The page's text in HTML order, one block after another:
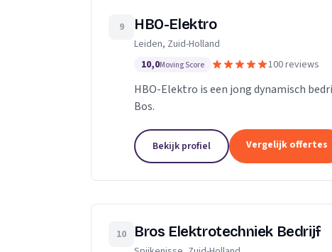
9 HBO-Elektro
Leiden, Zuid-Holland
10,0Moving Score 100 reviews
HBO-Elektro is een jong dynamisch
Bos.
Bekijk profiel Vergelijk offertes
10 Bros Elektrotechniek Bedrijf